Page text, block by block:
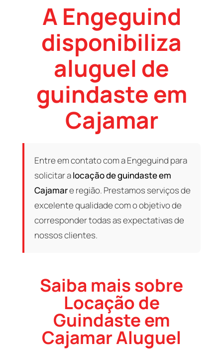
A Engeguind
disponibiliza
aluguel de
guindaste em
Cajamar
Entre em contato com a Engeguind para
solicitar alocação de guindaste em
Cajamare região. Prestamos serviços de
excelente qualidade com o objetivo de
corresponder todas as expectativas de
nossos clientes.
Saiba mais sobre
Locação de
Guindaste em
Cajamar Aluguel